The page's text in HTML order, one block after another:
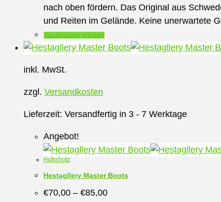
nach oben fördern. Das Original aus
und Reiten im Gelände. Keine unerwartete
Ausführung wählen
Produkt
Die
auf
Produktseite
gewählt
inkl. MwSt.
zzgl. Versandkosten
Lieferzeit: Versandfertig in 3 - 7 Werktage
Angebot!
Hufschutz
Hestagllery Master Boots
€70,00 – €85,00